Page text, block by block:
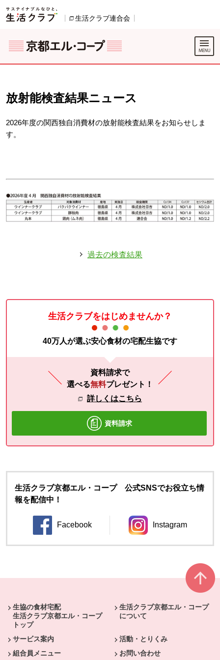
ページの先頭です。
別のウィンドウで開きます。
生活クラブ連合会
放射能検査結果ニュース
2026年度の関西独自消費材の放射能検査結果をお知らせしま
す。
過去の検査結果
生活クラブをはじめませんか？
40万人が選ぶ安心食材の宅配生協です
資料請求で
選べる無料プレゼント！
詳しくはこちら
資料請求
生活クラブ京都エル・コープ 公式SNSでお役立ち情
報を配信中！
Facebook
別のウィンドウで開きます。
Instagram
別のウィンドウ
生協の食材宅配
生活クラブ京都エル・コープ
トップ
生活クラブ京都エル・コープ
について
サービス案内
活動・とりくみ
組合員メニュー
お問い合わせ